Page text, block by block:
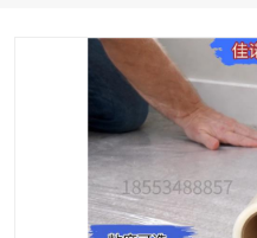
地毯保护膜
拉伸缠绕膜
黑白保护膜
明蓝保护膜